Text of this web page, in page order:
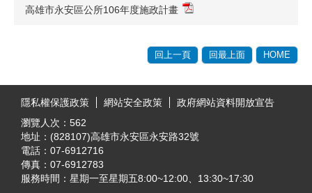
高雄市永安區公所106年度施政計畫
回上一頁 回最上面 HOME
隱私權保護政策
網站安全政策
政府網站資料開放宣告
瀏覽人次： 562
地址：(828107)高雄市永安區永安路32號
電話：07-6912716
傳真：07-6912783
服務時間：星期一至星期五8:00~12:00、13:30~17:30